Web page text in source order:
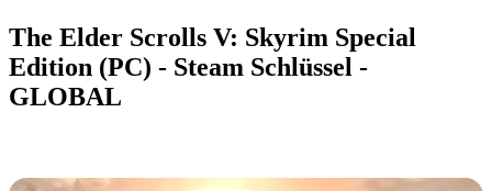
The Elder Scrolls V: Skyrim Special
Edition (PC) - Steam Schlüssel -
GLOBAL